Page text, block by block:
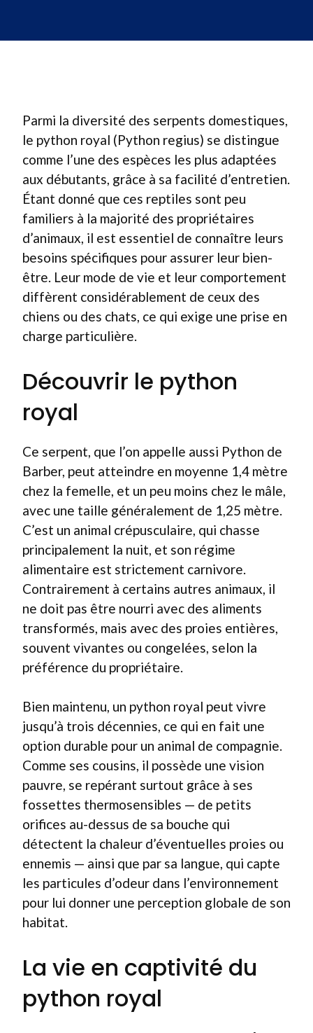
Parmi la diversité des serpents domestiques,
le python royal (Python regius) se distingue
comme l’une des espèces les plus adaptées
aux débutants, grâce à sa facilité d’entretien.
Étant donné que ces reptiles sont peu
familiers à la majorité des propriétaires
d’animaux, il est essentiel de connaître leurs
besoins spécifiques pour assurer leur bien-
être. Leur mode de vie et leur comportement
diffèrent considérablement de ceux des
chiens ou des chats, ce qui exige une prise en
charge particulière.
Découvrir le python
royal
Ce serpent, que l’on appelle aussi Python de
Barber, peut atteindre en moyenne 1,4 mètre
chez la femelle, et un peu moins chez le mâle,
avec une taille généralement de 1,25 mètre.
C’est un animal crépusculaire, qui chasse
principalement la nuit, et son régime
alimentaire est strictement carnivore.
Contrairement à certains autres animaux, il
ne doit pas être nourri avec des aliments
transformés, mais avec des proies entières,
souvent vivantes ou congelées, selon la
préférence du propriétaire.
Bien maintenu, un python royal peut vivre
jusqu’à trois décennies, ce qui en fait une
option durable pour un animal de compagnie.
Comme ses cousins, il possède une vision
pauvre, se repérant surtout grâce à ses
fossettes thermosensibles — de petits
orifices au-dessus de sa bouche qui
détectent la chaleur d’éventuelles proies ou
ennemis — ainsi que par sa langue, qui capte
les particules d’odeur dans l’environnement
pour lui donner une perception globale de son
habitat.
La vie en captivité du
python royal